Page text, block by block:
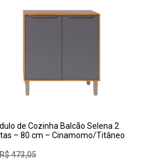
PROF
47 CM
ALTURA
de Cozinha Balcão Selena 2
– 80 cm – Cinamomo/Titâneo
R$473,05